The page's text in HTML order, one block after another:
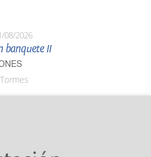
08/2026
banquete II